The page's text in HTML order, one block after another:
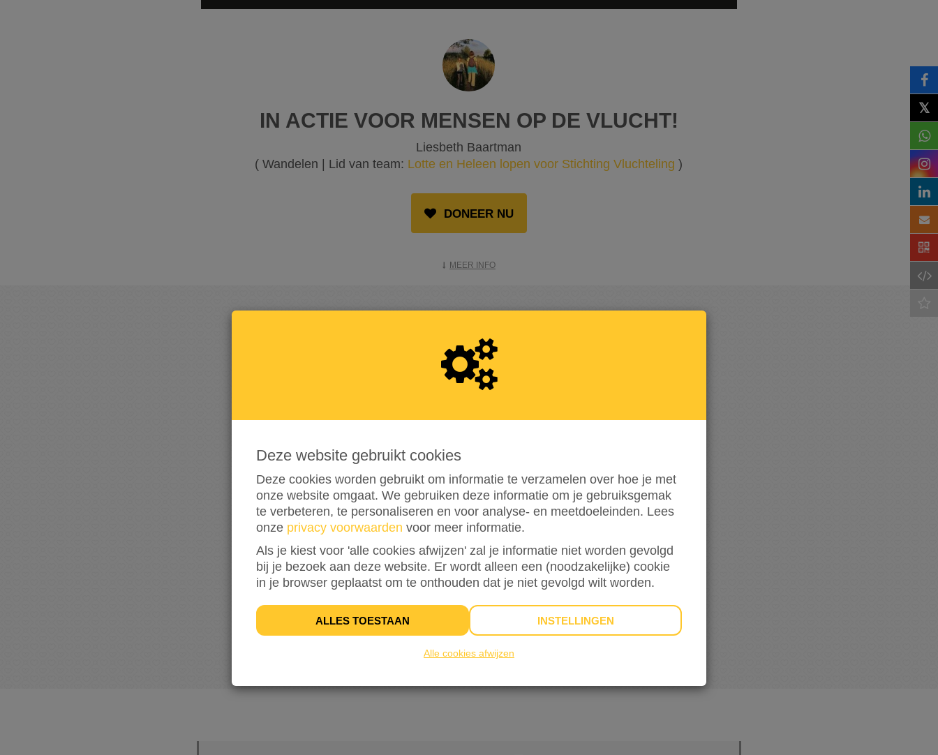
IN ACTIE VOOR MENSEN OP DE VLUCHT!
Liesbeth Baartman
( Wandelen | Lid van team: Lotte en Heleen lopen voor Stichting Vluchteling )
DONEER NU
MEER INFO
OPGEHAALD
1 5
6% bereikt van mijn streefbedrag € 250
1
𝕏
Deze website gebruikt cookies
Deze cookies worden gebruikt om informatie te verzamelen over hoe je met
onze website omgaat. We gebruiken deze informatie om je gebruiksgemak
te verbeteren, te personaliseren en voor analyse- en meetdoeleinden. Lees
onze privacy voorwaarden voor meer informatie.
Als je kiest voor 'alle cookies afwijzen' zal je informatie niet worden gevolgd
bij je bezoek aan deze website. Er wordt alleen een (noodzakelijke) cookie
in je browser geplaatst om te onthouden dat je niet gevolgd wilt worden.
ALLES TOESTAAN INSTELLINGEN
Alle cookies afwijzen